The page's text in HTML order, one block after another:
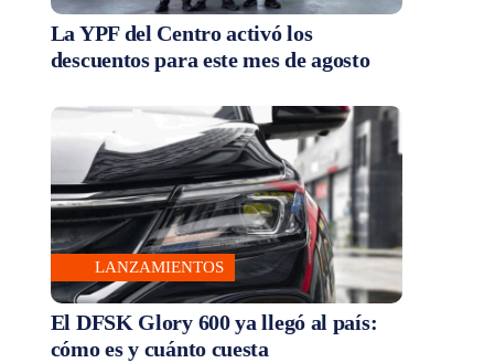
La YPF del Centro activó los
descuentos para este mes de agosto
LANZAMIENTOS
El DFSK Glory 600 ya llegó al país:
cómo es y cuánto cuesta